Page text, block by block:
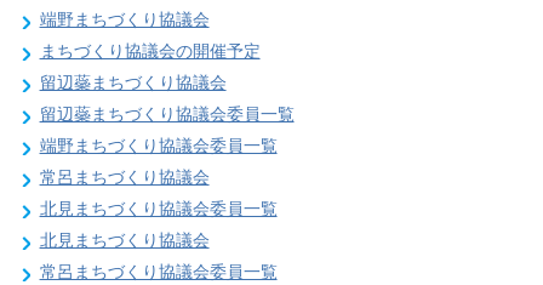
端野まちづくり協議会
まちづくり協議会の開催予定
留辺蘂まちづくり協議会
留辺蘂まちづくり協議会委員一覧
端野まちづくり協議会委員一覧
常呂まちづくり協議会
北見まちづくり協議会委員一覧
北見まちづくり協議会
常呂まちづくり協議会委員一覧